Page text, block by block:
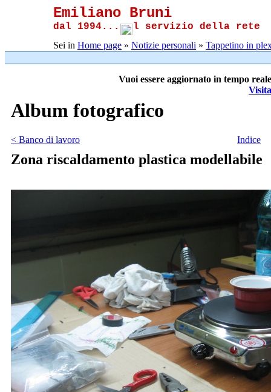
Emiliano Bruni
dal 1994... l servizio della rete
Sei in Home page » Notizie personali » Tappetino in
Vuoi essere aggiornato in tempo
Album fotografico
< Banco di lavoro Indice
Zona riscaldamento plastica modellabile